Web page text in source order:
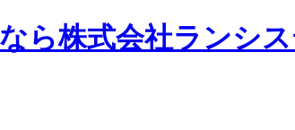
ら株式会社ランシ